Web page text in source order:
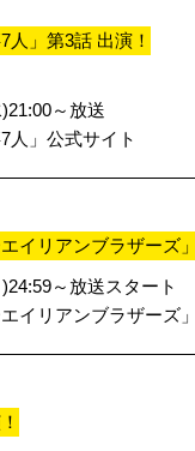
人」第3話 出演！
～放送
人」公式サイト
イリアンブラザーズ
～放送スタート
イリアンブラザーズ